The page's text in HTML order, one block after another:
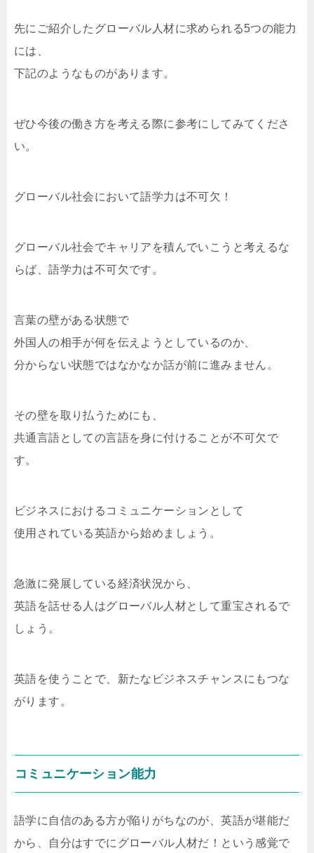
先にご紹介したグローバル人材に求められる5つの能力
には、
下記のようなものがあります。
ぜひ今後の働き方を考える際に参考にしてみてくださ
い。
グローバル社会において語学力は不可欠！
グローバル社会でキャリアを積んでいこうと考えるな
らば、語学力は不可欠です。
言葉の壁がある状態で
外国人の相手が何を伝えようとしているのか、
分からない状態ではなかなか話が前に進みません。
その壁を取り払うためにも、
共通言語としての言語を身に付けることが不可欠で
す。
ビジネスにおけるコミュニケーションとして
使用されている英語から始めましょう。
急激に発展している経済状況から、
英語を話せる人はグローバル人材として重宝されるで
しょう。
英語を使うことで、新たなビジネスチャンスにもつな
がります。
コミュニケーション能力
語学に自信のある方が陥りがちなのが、英語が堪能だ
から、自分はすでにグローバル人材だ！という感覚で